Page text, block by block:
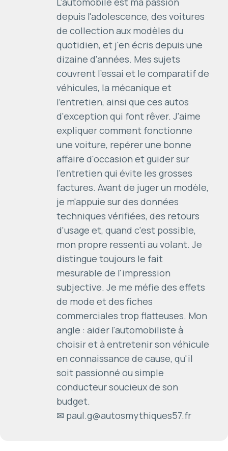
depuis l'adolescence, des voitures
de collection aux modèles du
quotidien, et j'en écris depuis une
dizaine d'années. Mes sujets
couvrent l'essai et le comparatif de
véhicules, la mécanique et
l'entretien, ainsi que ces autos
d'exception qui font rêver. J'aime
expliquer comment fonctionne
une voiture, repérer une bonne
affaire d'occasion et guider sur
l'entretien qui évite les grosses
factures. Avant de juger un modèle,
je m'appuie sur des données
techniques vérifiées, des retours
d'usage et, quand c'est possible,
mon propre ressenti au volant. Je
distingue toujours le fait
mesurable de l'impression
subjective. Je me méfie des effets
de mode et des fiches
commerciales trop flatteuses. Mon
angle : aider l'automobiliste à
choisir et à entretenir son véhicule
en connaissance de cause, qu'il
soit passionné ou simple
conducteur soucieux de son
budget.
✉ paul.g@autosmythiques57.fr